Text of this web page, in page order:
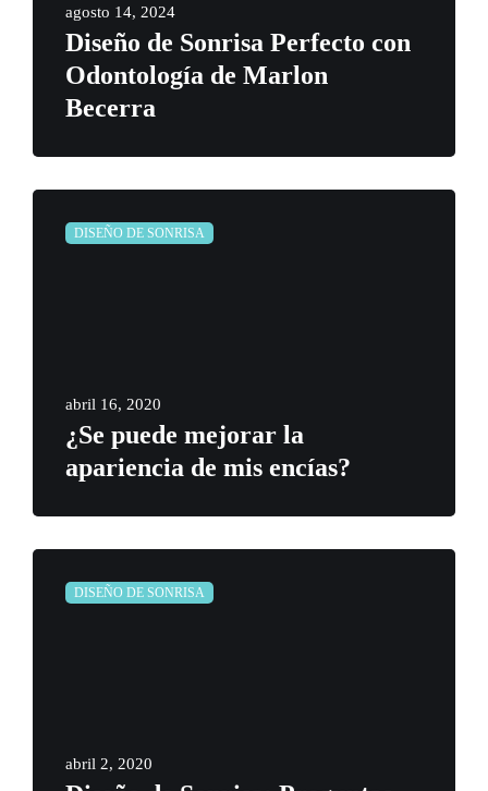
agosto 14, 2024
Diseño de Sonrisa Perfecto con
Odontología de Marlon
Becerra
DISEÑO DE SONRISA
abril 16, 2020
¿Se puede mejorar la
apariencia de mis encías?
DISEÑO DE SONRISA
abril 2, 2020